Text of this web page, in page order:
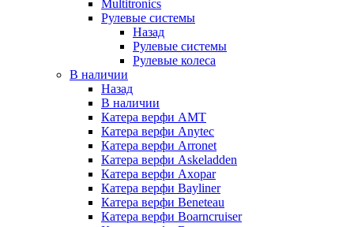
Multitronics
Рулевые системы
Назад
Рулевые системы
Рулевые колеса
В наличии
Назад
В наличии
Катера верфи AMT
Катера верфи Anytec
Катера верфи Arronet
Катера верфи Askeladden
Катера верфи Axopar
Катера верфи Bayliner
Катера верфи Beneteau
Катера верфи Boarncruiser